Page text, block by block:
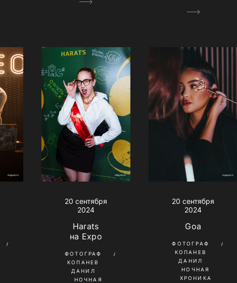
20 сентября
2024
Harats
на Expo
ФОТОГРАФ
КОПАНЕВ
ДАНИЛ
НОЧНАЯ
20 сентября
2024
Goa
ФОТОГРАФ
КОПАНЕВ
ДАНИЛ
НОЧНАЯ
ХРОНИКА